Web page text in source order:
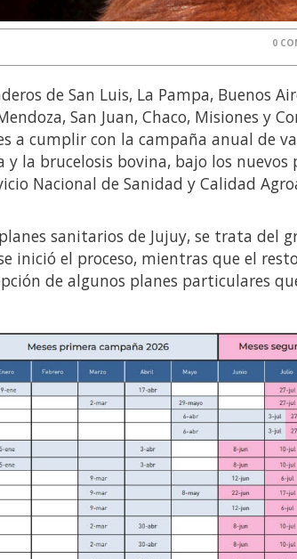
0
de San Luis, La Pampa, Buenos
San Juan, Chaco, Misiones y
a cumplir con la campaña anual de
la brucelosis bovina, bajo los nuevos
Nacional de Sanidad y Calidad
sanitarios de Jujuy, se trata del
inició el proceso, mientras que el
de algunos planes particulares